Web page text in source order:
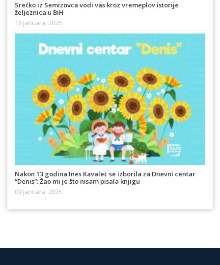
Srećko iz Semizovca vodi vas kroz vremeplov istorije
željeznica u BiH
16 Januara, 2025
Nakon 13 godina Ines Kavalec se izborila za Dnevni centar
“Denis”: Žao mi je što nisam pisala knjigu
09 Januara, 2025